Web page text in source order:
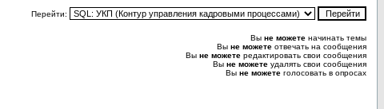
Перейти:
Вы не можете начинать темы
Вы не можете отвечать на сообщения
Вы не можете редактировать свои сообщения
Вы не можете удалять свои сообщения
Вы не можете голосовать в опросах